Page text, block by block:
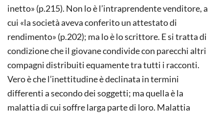
inetto» (p.215). Non lo è l’intraprendente venditore, a
cui «la società aveva conferito un attestato di
rendimento» (p.202); ma lo è lo scrittore. E si tratta di
condizione che il giovane condivide con parecchi altri
compagni distribuiti equamente tra tutti i racconti.
Vero è che l’inettitudine è declinata in termini
differenti a secondo dei soggetti; ma quella è la
malattia di cui soffre larga parte di loro. Malattia